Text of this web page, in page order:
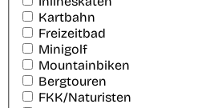
Kartbahn
Freizeitbad
Minigolf
Mountainbiken
Bergtouren
FKK/Naturisten